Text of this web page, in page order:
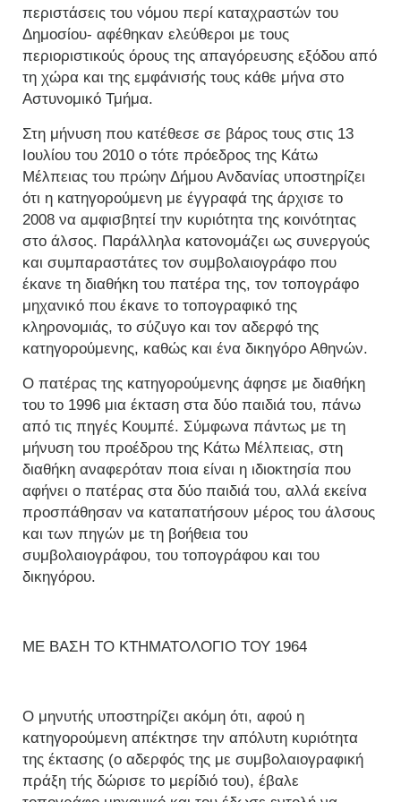
περιστάσεις του νόμου περί καταχραστών του
Δημοσίου- αφέθηκαν ελεύθεροι με τους
περιοριστικούς όρους της απαγόρευσης εξόδου από
τη χώρα και της εμφάνισής τους κάθε μήνα στο
Αστυνομικό Τμήμα.
Στη μήνυση που κατέθεσε σε βάρος τους στις 13
Ιουλίου του 2010 ο τότε πρόεδρος της Κάτω
Μέλπειας του πρώην Δήμου Ανδανίας υποστηρίζει
ότι η κατηγορούμενη με έγγραφά της άρχισε το
2008 να αμφισβητεί την κυριότητα της κοινότητας
στο άλσος. Παράλληλα κατονομάζει ως συνεργούς
και συμπαραστάτες τον συμβολαιογράφο που
έκανε τη διαθήκη του πατέρα της, τον τοπογράφο
μηχανικό που έκανε το τοπογραφικό της
κληρονομιάς, το σύζυγο και τον αδερφό της
κατηγορούμενης, καθώς και ένα δικηγόρο Αθηνών.
Ο πατέρας της κατηγορούμενης άφησε με διαθήκη
του το 1996 μια έκταση στα δύο παιδιά του, πάνω
από τις πηγές Κουμπέ. Σύμφωνα πάντως με τη
μήνυση του προέδρου της Κάτω Μέλπειας, στη
διαθήκη αναφερόταν ποια είναι η ιδιοκτησία που
αφήνει ο πατέρας στα δύο παιδιά του, αλλά εκείνα
προσπάθησαν να καταπατήσουν μέρος του άλσους
και των πηγών με τη βοήθεια του
συμβολαιογράφου, του τοπογράφου και του
δικηγόρου.
ΜΕ ΒΑΣΗ ΤΟ ΚΤΗΜΑΤΟΛΟΓΙΟ ΤΟΥ 1964
Ο μηνυτής υποστηρίζει ακόμη ότι, αφού η
κατηγορούμενη απέκτησε την απόλυτη κυριότητα
της έκτασης (ο αδερφός της με συμβολαιογραφική
πράξη τής δώρισε το μερίδιό του), έβαλε